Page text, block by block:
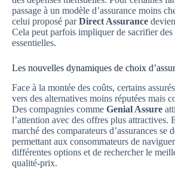
passage à un modèle d’assurance moins
celui proposé parDirect Assurance
Cela peut parfois impliquer de sacrifier des
essentielles.
Les nouvelles dynamiques de choix
Face à la montée des coûts, certains
vers des alternatives moins réputées mais
Des compagnies comme Genial Assure
l’attention avec des offres plus attractives.
marché des comparateurs d’assurances se
permettant aux consommateurs de
différentes options et de rechercher le
qualité-prix.